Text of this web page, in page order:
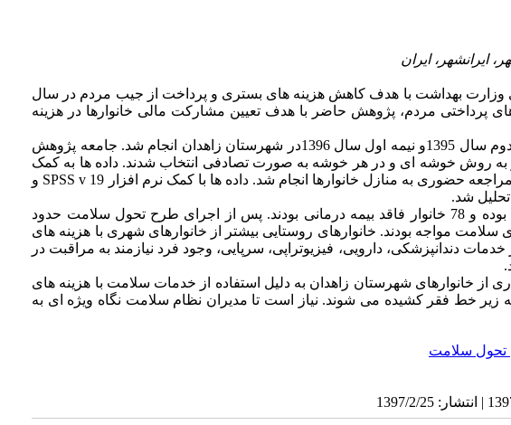
وزارت بهداشت با هدف کاهش هزینه های بستری و پرداخت از جیب مردم در سال
های پرداختی مردم، پژوهش حاضر با هدف تعیین مشارکت مالی خانوارها در هزینه
این پژوهش مقطعی با هدف کاربردی در نیمه دوم سال 1395و نیمه اول سال 1396در شهرستان زاهدان انجام شد. جامعه پژوهش
خانوارهای شهری و روستایی بود که تعداد 816 خانوار به روش خوشه ای و در هر خوشه به صورت تصادفی انتخاب شدند. داده ها به کمک
پرسشنامه استاندارد پیمایش سلامت سازمان سلامت جهان و با مراجعه حضوری به منازل خانوارها انجام شد. داده ها با کمک نرم افزار SPSS v 19 و
شد.
بر اساس نتایج این مطالعه، سرپرست 760 خانوار مرد بوده و 78 خانوار فاقد بیمه درمانی بودند. پس از اجرای طرح تحول سلامت حدود
سلامت مواجه بودند. خانوارهای روستایی بیشتر از خانوارهای شهری با هزینه های
دندانپزشکی، دارویی، فیزیوتراپی، سرپایی، وجود فرد نیازمند به مراقبت در
از خانوارهای شهرستان زاهدان به دلیل استفاده از خدمات سلامت با هزینه های
زیر خط فقر کشیده می شوند. نیاز است تا مدیران نظام سلامت نگاه ویژه ای به
سلامت